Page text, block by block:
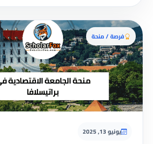
فرصة / منحة
يونيو 13, 2025